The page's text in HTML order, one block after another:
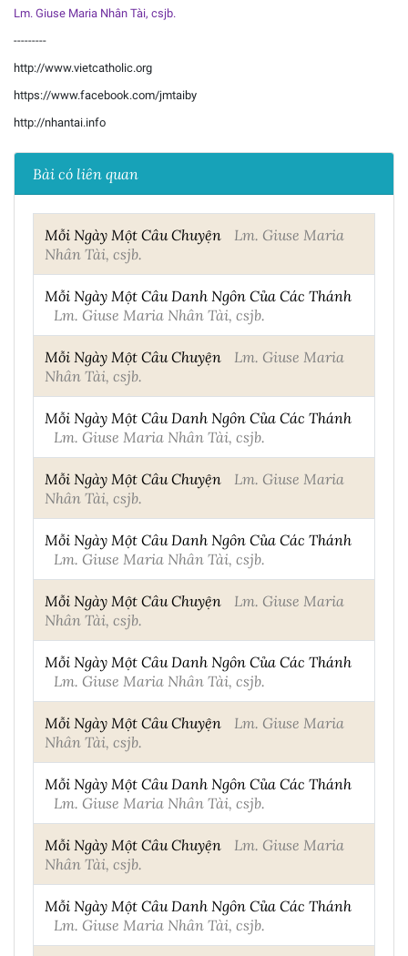
Lm. Giuse Maria Nhân Tài, csjb.
---------
http://www.vietcatholic.org
https://www.facebook.com/jmtaiby
http://nhantai.info
Bài có liên quan
Mỗi Ngày Một Câu Chuyện
Lm. Giuse Maria
Nhân Tài, csjb.
Mỗi Ngày Một Câu Danh Ngôn Của Các Thánh
Lm. Giuse Maria Nhân Tài, csjb.
Mỗi Ngày Một Câu Chuyện
Lm. Giuse Maria
Nhân Tài, csjb.
Mỗi Ngày Một Câu Danh Ngôn Của Các Thánh
Lm. Giuse Maria Nhân Tài, csjb.
Mỗi Ngày Một Câu Chuyện
Lm. Giuse Maria
Nhân Tài, csjb.
Mỗi Ngày Một Câu Danh Ngôn Của Các Thánh
Lm. Giuse Maria Nhân Tài, csjb.
Mỗi Ngày Một Câu Chuyện
Lm. Giuse Maria
Nhân Tài, csjb.
Mỗi Ngày Một Câu Danh Ngôn Của Các Thánh
Lm. Giuse Maria Nhân Tài, csjb.
Mỗi Ngày Một Câu Chuyện
Lm. Giuse Maria
Nhân Tài, csjb.
Mỗi Ngày Một Câu Danh Ngôn Của Các Thánh
Lm. Giuse Maria Nhân Tài, csjb.
Mỗi Ngày Một Câu Chuyện
Lm. Giuse Maria
Nhân Tài, csjb.
Mỗi Ngày Một Câu Danh Ngôn Của Các Thánh
Lm. Giuse Maria Nhân Tài, csjb.